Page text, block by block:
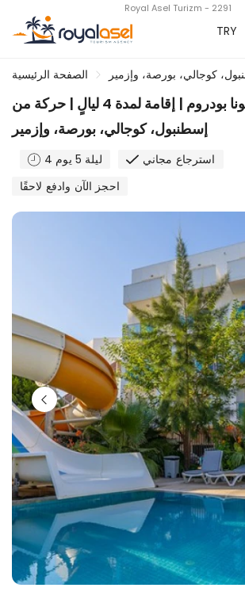
Royal Asel Turizm - 2291
TRY
الصفحة الرئيسية
فندق شاطئ لونا بودروم | إقامة لمدة 4 ليالٍ | حركة من
إسطنبول، كوجالي، بورصة، وإزمير
4 ليلة 5 يوم
استرجاع مجاني
احجز الآن وادفع لاحقًا